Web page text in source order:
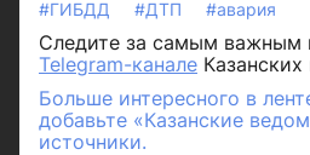
#ГИБДД #ДТП #авария
Следите за самым важным
Telegram-канале
Больше интересного в
добавьте «Казанские
источники.